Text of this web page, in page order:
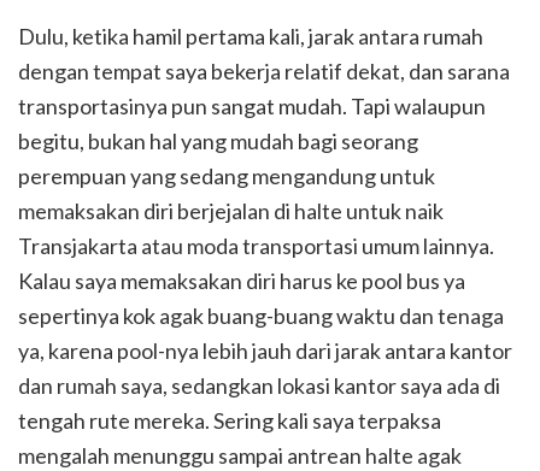
Dulu, ketika hamil pertama kali, jarak antara rumah
dengan tempat saya bekerja relatif dekat, dan sarana
transportasinya pun sangat mudah. Tapi walaupun
begitu, bukan hal yang mudah bagi seorang
perempuan yang sedang mengandung untuk
memaksakan diri berjejalan di halte untuk naik
Transjakarta atau moda transportasi umum lainnya.
Kalau saya memaksakan diri harus ke pool bus ya
sepertinya kok agak buang-buang waktu dan tenaga
ya, karena pool-nya lebih jauh dari jarak antara kantor
dan rumah saya, sedangkan lokasi kantor saya ada di
tengah rute mereka. Sering kali saya terpaksa
mengalah menunggu sampai antrean halte agak